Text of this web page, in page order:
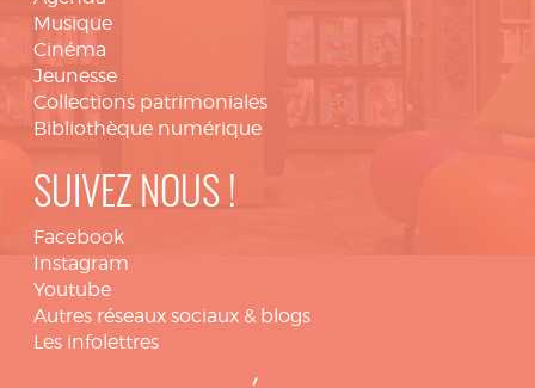
Musique
Cinéma
Jeunesse
Collections patrimoniales
Bibliothèque numérique
SUIVEZ NOUS !
Facebook
Instagram
Youtube
Autres réseaux sociaux & blogs
Les infolettres